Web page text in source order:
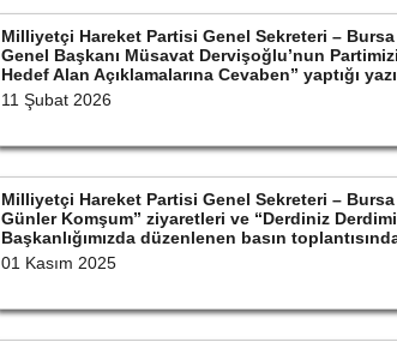
Milliyetçi Hareket Partisi Genel Sekreteri – Bursa
Genel Başkanı Müsavat Dervişoğlu’nun
Hedef Alan Açıklamalarına Cevaben” yaptığı
11 Şubat 2026
Milliyetçi Hareket Partisi Genel Sekreteri – Bursa
Günler Komşum” ziyaretleri ve “Derdiniz
Başkanlığımızda düzenlenen basın
01 Kasım 2025